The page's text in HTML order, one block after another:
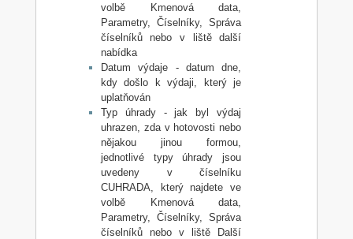
volbě Kmenová data,
Parametry, Číselníky, Správa
číselníků nebo v liště další
nabídka
Datum výdaje - datum dne,
kdy došlo k výdaji, který je
uplatňován
Typ úhrady - jak byl výdaj
uhrazen, zda v hotovosti nebo
nějakou jinou formou,
jednotlivé typy úhrady jsou
uvedeny v číselníku
CUHRADA, který najdete ve
volbě Kmenová data,
Parametry, Číselníky, Správa
číselníků nebo v liště Další